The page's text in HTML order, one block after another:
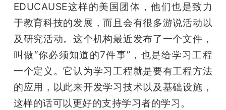
EDUCAUSE这样的美国团体，他们也是致力
于教育科技的发展，而且会有很多游说活动以
及研究活动。这个机构最近发布了一个文件，
叫做“你必须知道的7件事”，也是给学习工程
一个定义。它认为学习工程就是要有工程方法
的应用，以此来开发学习技术以及基础设施，
这样的话可以更好的支持学习者的学习。